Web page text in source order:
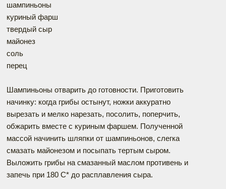
шампиньоны
куриный фарш
твердый сыр
майонез
соль
перец
Шампиньоны отварить до готовности. Приготовить
начинку: когда грибы остынут, ножки аккуратно
вырезать и мелко нарезать, посолить, поперчить,
обжарить вместе с куриным фаршем. Полученной
массой начинить шляпки от шампиньонов, слегка
смазать майонезом и посыпать тертым сыром.
Выложить грибы на смазанный маслом противень и
запечь при 180 С* до расплавления сыра.